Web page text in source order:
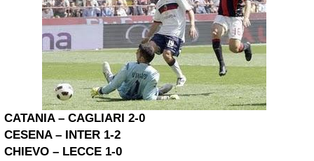
CATANIA– CAGLIARI 2-0
CESENA – INTER 1-2
CHIEVO – LECCE 1-0